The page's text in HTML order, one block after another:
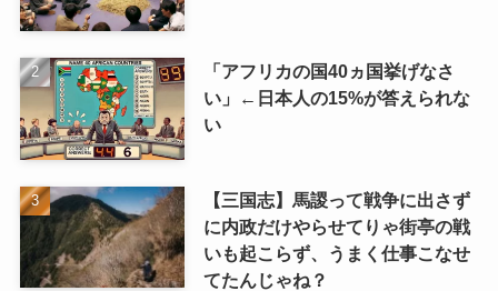
「アフリカの国40ヵ国挙げなさ
い」←日本人の15%が答えられな
い
【三国志】馬謖って戦争に出さず
に内政だけやらせてりゃ街亭の戦
いも起こらず、うまく仕事こなせ
てたんじゃね？